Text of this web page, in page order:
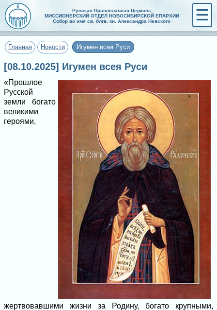
Русская Православная Церковь
МИССИОНЕРСКИЙ ОТДЕЛ НОВОСИБИРСКОЙ ЕПАРХИИ
Собор во имя св. блгв. кн. Александра Невского
☰
Главная Новости Игумен всея Руси
[08.10.2025] Игумен всея Руси
«Прошлое
Русской
земли богато
великими
героями,
жертвовавшими жизни за Родину, богато крупными,